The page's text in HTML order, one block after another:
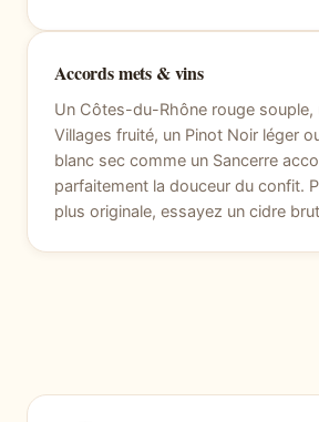
Accords mets & vins
Un Côtes-du-Rhône rouge souple,
Villages fruité, un Pinot Noir léger
blanc sec comme un Sancerre
parfaitement la douceur du confit.
plus originale, essayez un cidre